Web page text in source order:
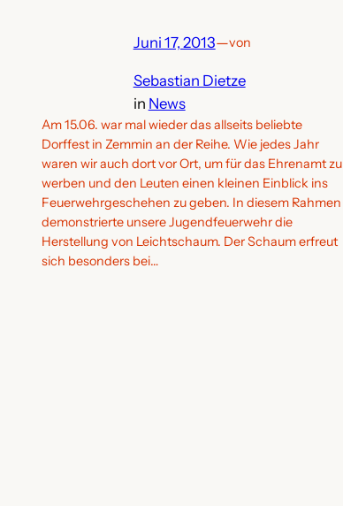
Juni 17, 2013—von
Sebastian Dietze
in News
Am 15.06. war mal wieder das allseits beliebte
Dorffest in Zemmin an der Reihe. Wie jedes Jahr
waren wir auch dort vor Ort, um für das Ehrenamt zu
werben und den Leuten einen kleinen Einblick ins
Feuerwehrgeschehen zu geben. In diesem Rahmen
demonstrierte unsere Jugendfeuerwehr die
Herstellung von Leichtschaum. Der Schaum erfreut
sich besonders bei…